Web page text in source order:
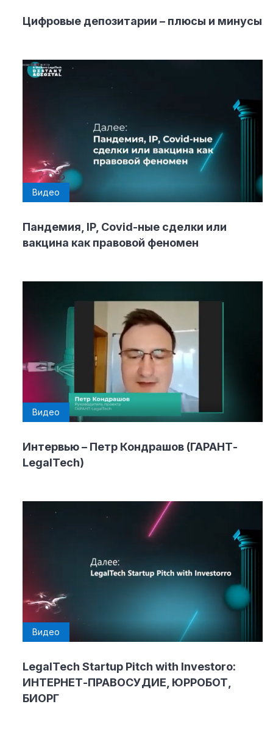
Цифровые депозитарии – плюсы и минусы
Видео
Пандемия, IP, Covid-ные сделки или
вакцина как правовой феномен
Видео
Интервью – Петр Кондрашов (ГАРАНТ-
LegalTech)
Видео
LegalTech Startup Pitch with Investoro:
ИНТЕРНЕТ-ПРАВОСУДИЕ, ЮРРОБОТ,
БИОРГ